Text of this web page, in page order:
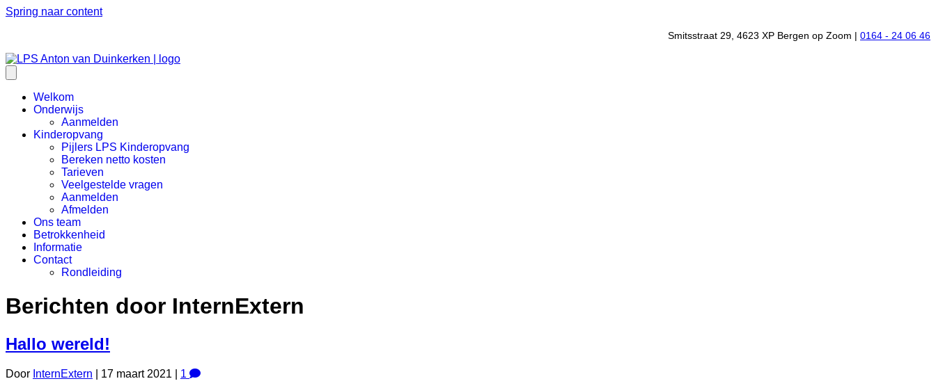
Spring naar content
Smitsstraat 29, 4623 XP Bergen op Zoom | 0164 - 24 06 46
Welkom
Onderwijs
Aanmelden
Kinderopvang
Pijlers LPS Kinderopvang
Bereken netto kosten
Tarieven
Veelgestelde vragen
Aanmelden
Afmelden
Ons team
Betrokkenheid
Informatie
Contact
Rondleiding
Berichten door InternExtern
Hallo wereld!
Door InternExtern 17 maart 2021
1